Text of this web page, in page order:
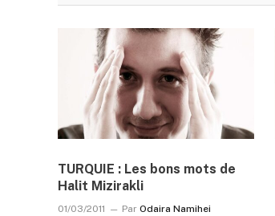
TURQUIE : Les bons mots de
Halit Mizirakli
01/03/2011 Par Odaira Namihei